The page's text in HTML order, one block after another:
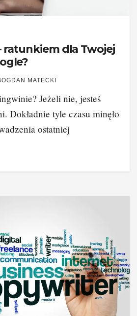
ratunkiem dla Twojej
MATECKI
Jeżeli nie, jesteś
Dokładnie tyle czasu minęło
ostatniej